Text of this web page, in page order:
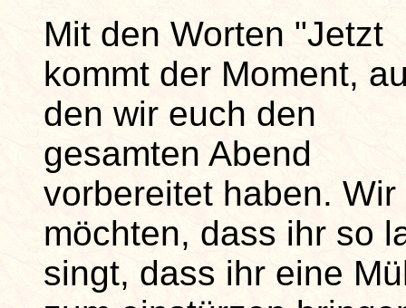
Mit den Worten "Jetzt
kommt der Moment,
den wir euch den
gesamten Abend
vorbereitet haben. Wir
möchten, dass ihr so
singt, dass ihr eine